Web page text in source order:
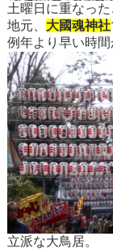
土曜日に重なっ
地元、 大國魂神社
例年より早い時間
立派な大鳥居。